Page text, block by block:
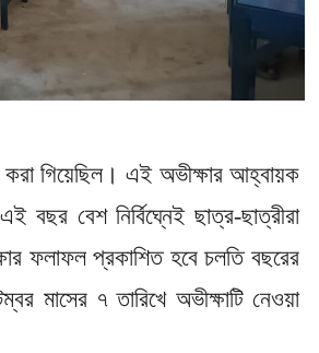
করা গিয়েছিল। এই অভীক্ষার আহ্বায়ক
বছর বেশ নির্বিঘ্নেই ছাত্র-ছাত্রীরা
ফলাফল প্রকাশিত হবে চলতি বছরের
মাসের ৭ তারিখে অভীক্ষাটি নেওয়া